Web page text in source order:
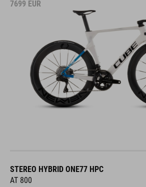
7699 EUR
STEREO HYBRID ONE77 HPC
AT 800